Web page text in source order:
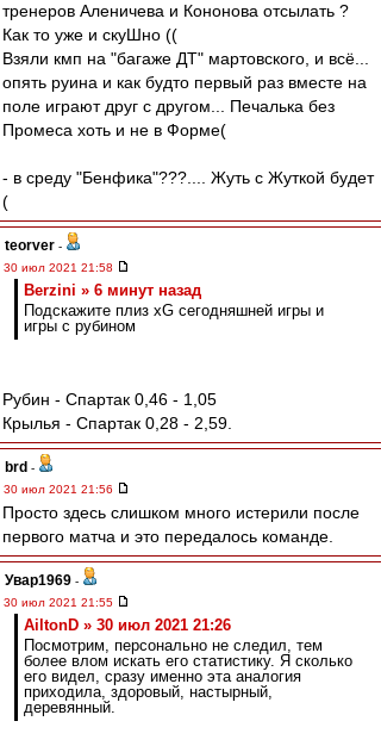
тренеров Аленичева и Кононова отсылать ?
Как то уже и скуШно ((
Взяли кмп на "багаже ДТ" мартовского, и всё...
опять руина и как будто первый раз вместе на
поле играют друг с другом... Печалька без
Промеса хоть и не в Форме(
- в среду "Бенфика"???.... Жуть с Жуткой будет
(
teorver -
30 июл 2021 21:58
Berzini » 6 минут назад
Подскажите плиз xG сегодняшней игры и
игры с рубином
Рубин - Спартак 0,46 - 1,05
Крылья - Спартак 0,28 - 2,59.
brd -
30 июл 2021 21:56
Просто здесь слишком много истерили после
первого матча и это передалось команде.
Увар1969 -
30 июл 2021 21:55
AiltonD » 30 июл 2021 21:26
Посмотрим, персонально не следил, тем
более влом искать его статистику. Я сколько
его видел, сразу именно эта аналогия
приходила, здоровый, настырный,
деревянный.